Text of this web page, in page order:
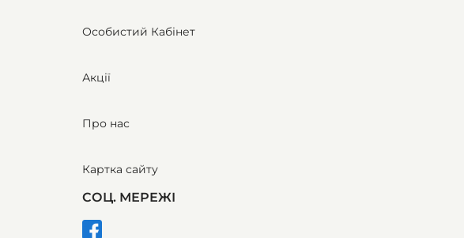
Особистий Кабінет
Акції
Про нас
Картка сайту
СОЦ. МЕРЕЖІ